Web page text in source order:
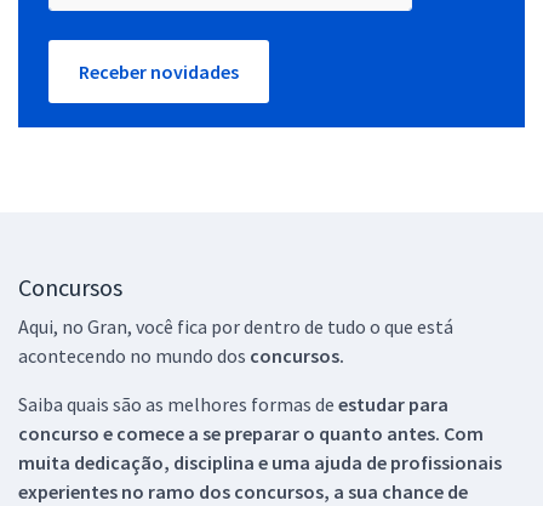
Receber novidades
Concursos
Aqui, no Gran, você fica por dentro de tudo o que está
acontecendo no mundo dos concursos.
Saiba quais são as melhores formas de estudar para
concurso e comece a se preparar o quanto antes. Com
muita dedicação, disciplina e uma ajuda de profissionais
experientes no ramo dos concursos, a sua chance de